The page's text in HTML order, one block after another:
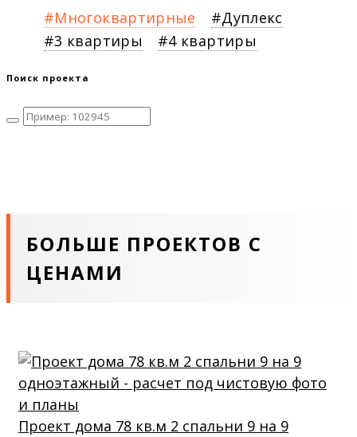
Многоквартирные
Дуплекс
3 квартиры
4 квартиры
Поиск проекта
БОЛЬШЕ ПРОЕКТОВ С
ЦЕНАМИ
Проект дома 78 кв.м 2 спальни 9 на 9